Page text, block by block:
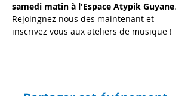
samedi matin à l'Espace Atypik Guyane.
Rejoingnez nous des maintenant et
inscrivez vous aux ateliers de musique !